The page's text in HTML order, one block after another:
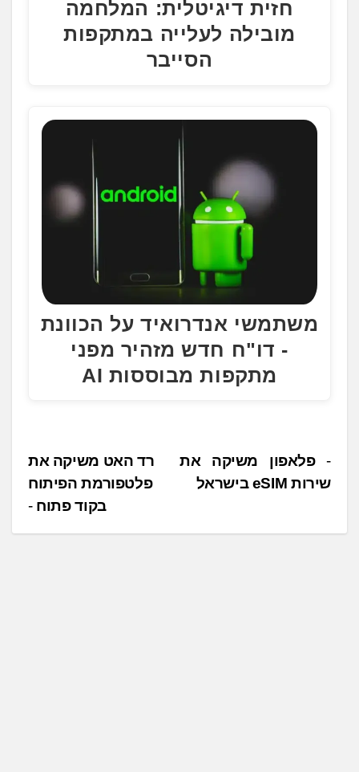
חזית דיגיטלית: המלחמה
מובילה לעלייה במתקפות
הסייבר
משתמשי אנדרואיד על הכוונת
- דו"ח חדש מזהיר מפני
מתקפות מבוססות AI
נ
י
רד האט משיקה את
פלטפורמת הפיתוח
בקוד פתוח
פלאפון משיקה את
שירות eSIM בישראל